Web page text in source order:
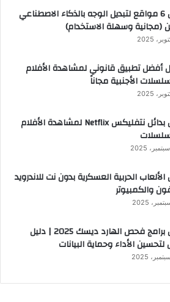
أفضل 6 مواقع لتبديل الوجه بالذكاء الاصطناعي
(مجانية وسهلة الاستخدام)
أفضل تطبيق قانوني لمشاهدة الأفلام
الأجنبية مجاناً
أفضل بدائل نتفليكس Netflix لمشاهدة الأفلام
الحربية العسكرية بدون نت للاندرويد
والكمبيوتر
أفضل برامج فحص الهارد ديسك 2025 | دليل
الأداء وحماية البيانات